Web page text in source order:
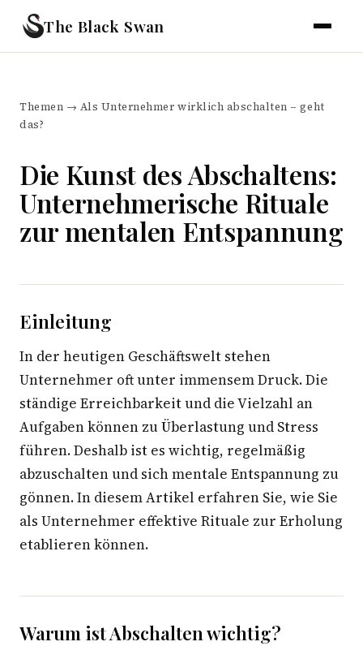
The Black Swan
Themen → Als Unternehmer wirklich abschalten – geht
das?
Die Kunst des Abschaltens:
Unternehmerische Rituale
zur mentalen Entspannung
Einleitung
In der heutigen Geschäftswelt stehen
Unternehmer oft unter immensem Druck. Die
ständige Erreichbarkeit und die Vielzahl an
Aufgaben können zu Überlastung und Stress
führen. Deshalb ist es wichtig, regelmäßig
abzuschalten und sich mentale Entspannung zu
gönnen. In diesem Artikel erfahren Sie, wie Sie
als Unternehmer effektive Rituale zur Erholung
etablieren können.
Warum ist Abschalten wichtig?